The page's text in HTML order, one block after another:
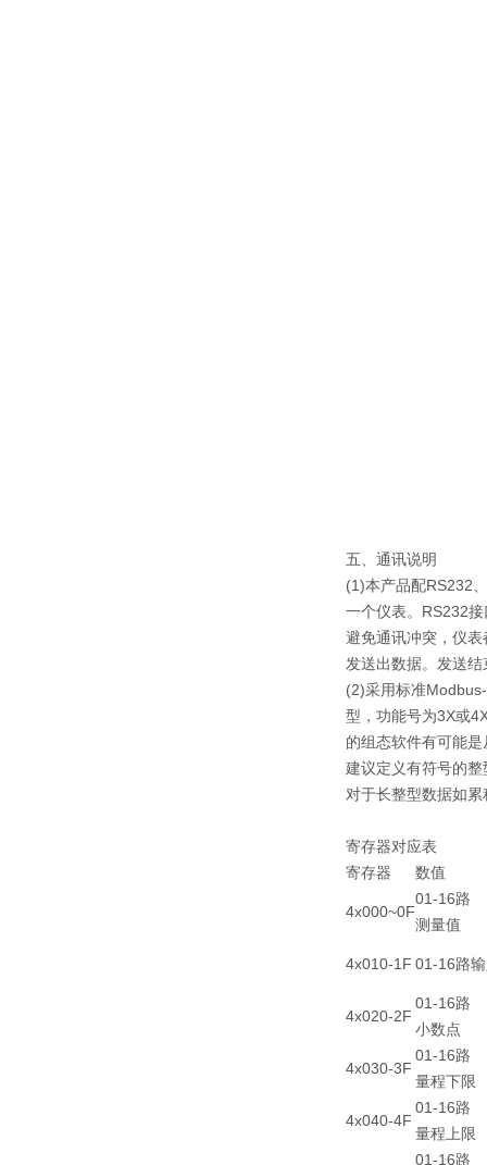
五、通讯说明
(1)本产品配RS232
一个仪表。RS232
避免通讯冲突，仪
发送出数据。发送
(2)采用标准
型，功能号为3X或
的组态软件有可能
建议定义有符号的
对于长整型数据如
寄存器对应表
寄存器
数值
4x000~0F
01-16路
测量值
4x010-1F 01-16路
4x020-2F
01-16路
小数点
4x030-3F
01-16路
量程下限
4x040-4F
01-16路
量程上限
01-16路